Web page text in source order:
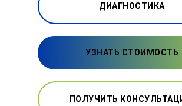
ДИАГНОСТИКА
УЗНАТЬ СТОИМОСТЬ
ПОЛУЧИТЬ